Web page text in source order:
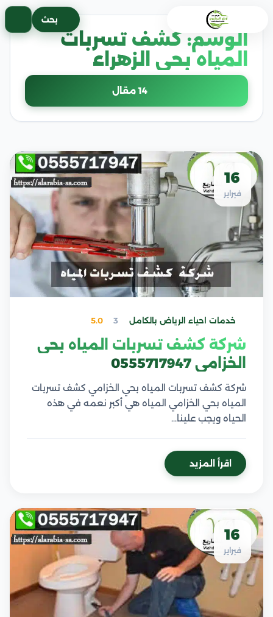
بحث
الوسم: كشف تسربات
المياه بحى الزهراء
14 مقال
16
فبراير
خدمات احياء الرياض بالكامل 3
5.0
شركة كشف تسربات المياه بحي
الخزامي 0555717947
شركة كشف تسربات المياه بحي الخزامي كشف تسربات
المياه بحي الخزامي المياه هي أكبر نعمه في هذه
الحياه ويجب علينا…
اقرأ المزيد
16
فبراير